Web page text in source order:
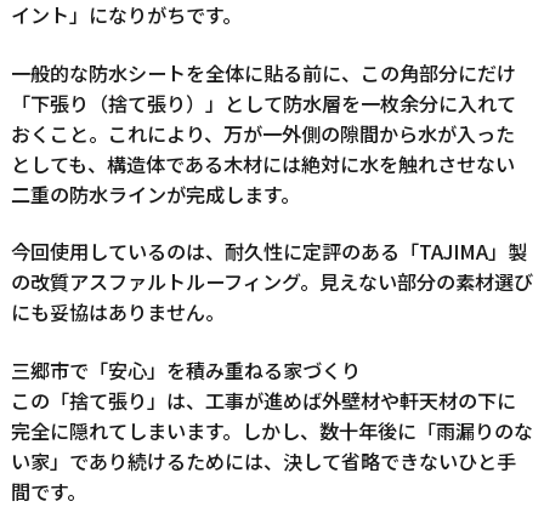
イント」になりがちです。
一般的な防水シートを全体に貼る前に、この角部分にだけ
「下張り（捨て張り）」として防水層を一枚余分に入れて
おくこと。これにより、万が一外側の隙間から水が入った
としても、構造体である木材には絶対に水を触れさせない
二重の防水ラインが完成します。
今回使用しているのは、耐久性に定評のある「TAJIMA」製
の改質アスファルトルーフィング。見えない部分の素材選び
にも妥協はありません。
三郷市で「安心」を積み重ねる家づくり
この「捨て張り」は、工事が進めば外壁材や軒天材の下に
完全に隠れてしまいます。しかし、数十年後に「雨漏りのな
い家」であり続けるためには、決して省略できないひと手
間です。